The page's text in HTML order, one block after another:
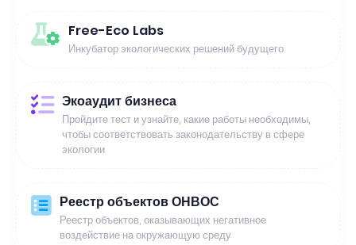
Free-Eco Labs
Инкубатор экологических решений будущего
Экоаудит бизнеса
Пройдите тест и узнайте, какие работы необходимы,
чтобы соответствовать законодательству в сфере
экологии
Реестр объектов ОНВОС
Реестр объектов, оказывающих негативное
воздействие на окружающую среду